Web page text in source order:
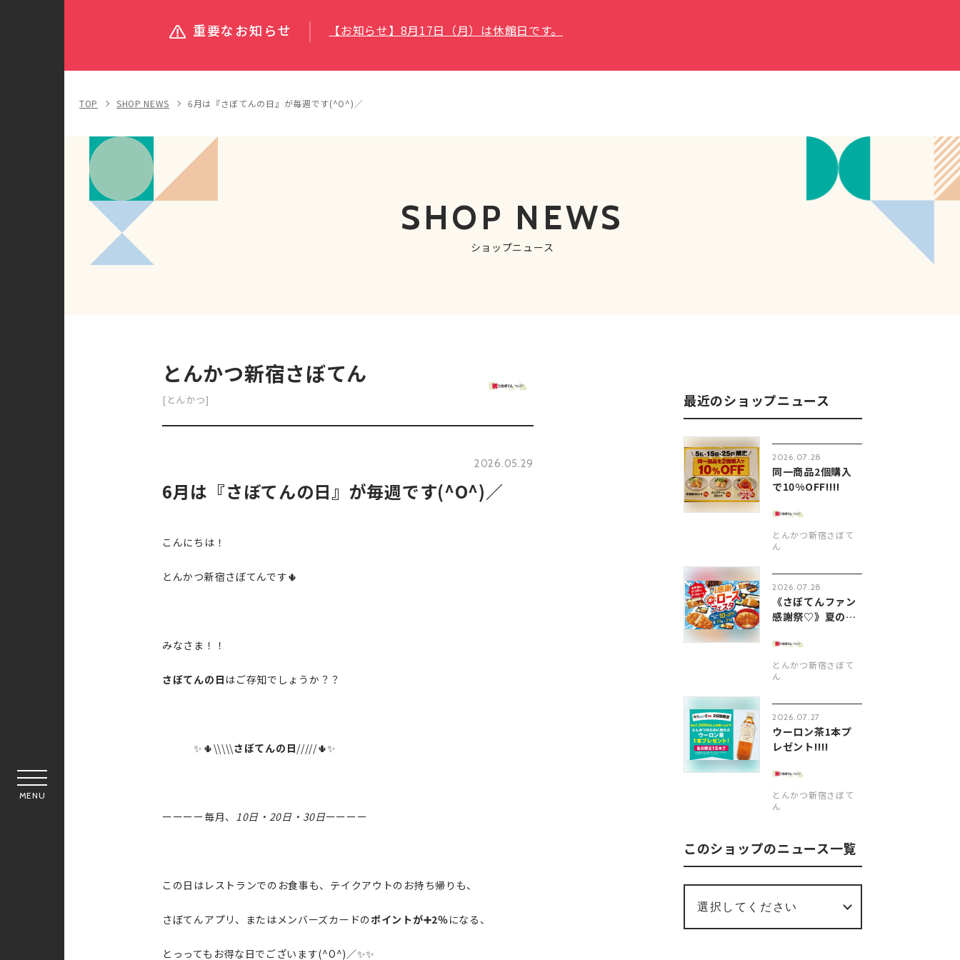
MENU
重要なお知らせ 【お知らせ】8月17日（月）は休館日です。
TOP SHOP NEWS 6月は『さぼてんの日』が毎週です(^O^)／
SHOP NEWS
ショップニュース
とんかつ新宿さぼてん
[とんかつ]
2026.05.29
6月は『さぼてんの日』が毎週です(^O^)／
こんにちは！
とんかつ新宿さぼてんです🌵
みなさま！！
さぼてんの日 はご存知でしょうか？？
✨🌵\\\\\さぼてんの日/////🌵✨
ーーーー毎月、 10日・20日・30日ーーーー
この日はレストランでのお食事も、テイクアウトのお持ち帰りも、
さぼてんアプリ、またはメンバーズカードのポイントが➕2％になる、
とっってもお得な日でございます(^O^)／✨✨
最近のショップニュース
2026.07.28
同一商品2個購入
で10%OFF‼︎‼︎
とんかつ新宿さぼて
ん
2026.07.28
《さぼてんファン
感謝祭♡》夏のロ
とんかつ新宿さぼて
ん
2026.07.27
ウーロン茶1本プ
レゼント‼︎‼︎
とんかつ新宿さぼて
ん
このショップのニュース一覧